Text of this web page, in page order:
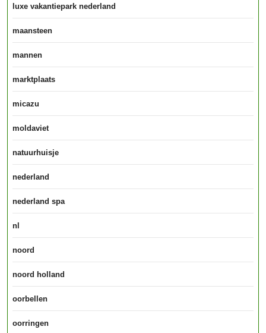
luxe vakantiepark nederland
maansteen
mannen
marktplaats
micazu
moldaviet
natuurhuisje
nederland
nederland spa
nl
noord
noord holland
oorbellen
oorringen